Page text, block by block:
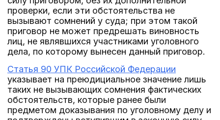
проверки, если эти обстоятельства не
вызывают сомнений у суда; при этом такой
приговор не может предрешать виновность
лиц, не являвшихся участниками уголовного
дела, по которому вынесен данный приговор.
Статья 90 УПК Российской Федерации
указывает на преюдициальное значение лишь
таких не вызывающих сомнения фактических
обстоятельств, которые ранее были
предметом доказывания по уголовному делу и